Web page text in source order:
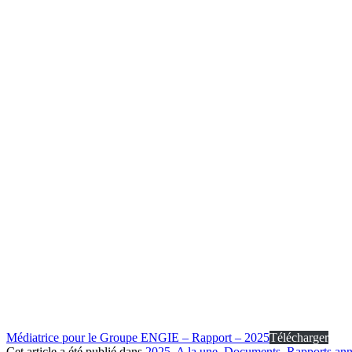
Médiatrice pour le Groupe ENGIE – Rapport – 2025Télécharger